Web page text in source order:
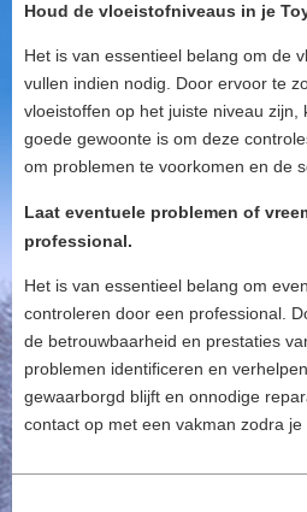
Houd de vloeistofniveaus in je
Het is van essentieel belang om de
vullen indien nodig. Door ervoor te
vloeistoffen op het juiste niveau
goede gewoonte is om deze
om problemen te voorkomen en de
Laat eventuele problemen of
professional.
Het is van essentieel belang om
controleren door een professional.
de betrouwbaarheid en prestaties
problemen identificeren en
gewaarborgd blijft en onnodige
contact op met een vakman zodra